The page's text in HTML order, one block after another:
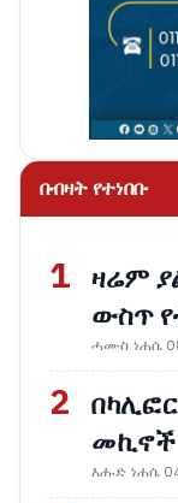
በብዛት የተነበቡ
1 ዛሬም
ውስጥ
ሓሙስ ነሐሴ
2
መኪኖች
እሑድ ነሐሴ